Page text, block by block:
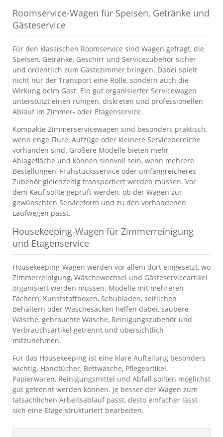
Roomservice-Wagen für Speisen, Getränke und
Gästeservice
Für den klassischen Roomservice sind Wagen gefragt, die
Speisen, Getränke, Geschirr und Servicezubehör sicher
und ordentlich zum Gästezimmer bringen. Dabei spielt
nicht nur der Transport eine Rolle, sondern auch die
Wirkung beim Gast. Ein gut organisierter Servicewagen
unterstützt einen ruhigen, diskreten und professionellen
Ablauf im Zimmer- oder Etagenservice.
Kompakte Zimmerservicewagen sind besonders praktisch,
wenn enge Flure, Aufzüge oder kleinere Servicebereiche
vorhanden sind. Größere Modelle bieten mehr
Ablagefläche und können sinnvoll sein, wenn mehrere
Bestellungen, Frühstücksservice oder umfangreicheres
Zubehör gleichzeitig transportiert werden müssen. Vor
dem Kauf sollte geprüft werden, ob der Wagen zur
gewünschten Serviceform und zu den vorhandenen
Laufwegen passt.
Housekeeping-Wagen für Zimmerreinigung
und Etagenservice
Housekeeping-Wagen werden vor allem dort eingesetzt, wo
Zimmerreinigung, Wäschewechsel und Gästeserviceartikel
organisiert werden müssen. Modelle mit mehreren
Fächern, Kunststoffboxen, Schubladen, seitlichen
Behältern oder Wäschesäcken helfen dabei, saubere
Wäsche, gebrauchte Wäsche, Reinigungszubehör und
Verbrauchsartikel getrennt und übersichtlich
mitzunehmen.
Für das Housekeeping ist eine klare Aufteilung besonders
wichtig. Handtücher, Bettwäsche, Pflegeartikel,
Papierwaren, Reinigungsmittel und Abfall sollten möglichst
gut getrennt werden können. Je besser der Wagen zum
tatsächlichen Arbeitsablauf passt, desto einfacher lässt
sich eine Etage strukturiert bearbeiten.